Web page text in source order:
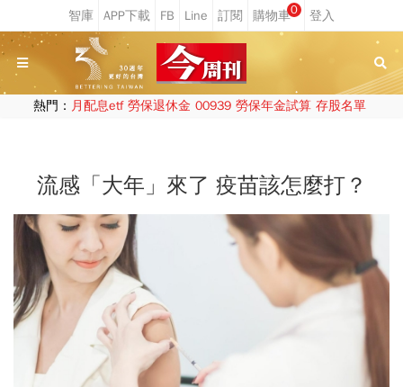
0
熱門： 月配息etf 勞保退休金 00939 勞保年金試算 存股名單
流感「大年」來了 疫苗該怎麼打？